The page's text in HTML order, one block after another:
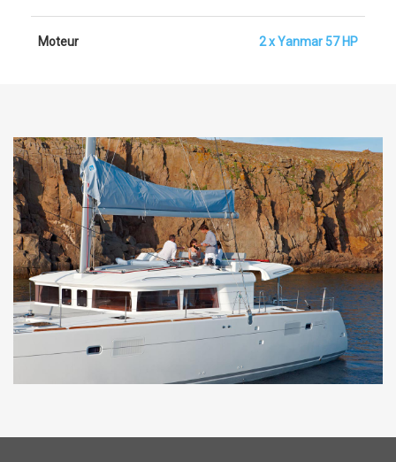
Moteur 2 x Yanmar 57 HP